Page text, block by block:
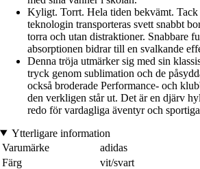
Kyligt. Torrt. Hela tiden bekvämt.
teknologin transporteras svett snabbt
torra och utan distraktioner. Snabbare
absorptionen bidrar till en svalkande
Denna tröja utmärker sig med sin
tryck genom sublimation och de
också broderade Performance- och
den verkligen står ut. Det är en djärv
redo för vardagliga äventyr och
Ytterligare information
Varumärke
adidas
Färg
vit/svart